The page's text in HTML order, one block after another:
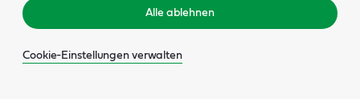
Alle ablehnen
Cookie-Einstellungen verwalten